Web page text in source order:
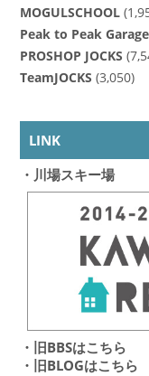
MOGULSCHOOL
Peak to Peak Garage
PROSHOP JOCKS
TeamJOCKS (3,050)
LINK
・川場スキー場
・旧BBSはこちら
・旧BLOGはこちら